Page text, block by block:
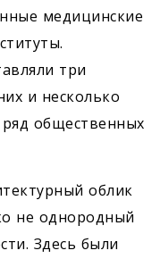
медицинские
три
и несколько
общественных
облик
не однородный
Здесь были